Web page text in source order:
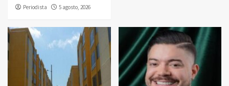
Periodista 5 agosto, 2026